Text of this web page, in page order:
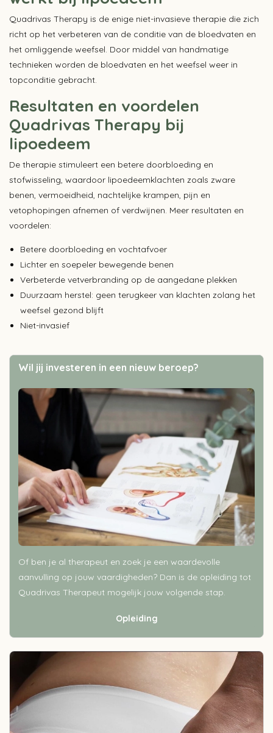
Quadrivas Therapy is de enige niet-invasieve therapie die zich
richt op het verbeteren van de conditie van de bloedvaten en
het omliggende weefsel. Door middel van handmatige
technieken worden de bloedvaten en het weefsel weer in
topconditie gebracht.
Resultaten en voordelen
Quadrivas Therapy bij
lipoedeem
De therapie stimuleert een betere doorbloeding en
stofwisseling, waardoor lipoedeemklachten zoals zware
benen, vermoeidheid, nachtelijke krampen, pijn en
vetophopingen afnemen of verdwijnen. Meer resultaten en
voordelen:
Betere doorbloeding en vochtafvoer
Lichter en soepeler bewegende benen
Verbeterde vetverbranding op de aangedane plekken
Duurzaam herstel: geen terugkeer van klachten zolang het
weefsel gezond blijft
Niet-invasief
Wil jij investeren in een nieuw beroep?
Of ben je al therapeut en zoek je een waardevolle
aanvulling op jouw vaardigheden? Dan is de opleiding tot
Quadrivas Therapeut mogelijk jouw volgende stap.
Opleiding